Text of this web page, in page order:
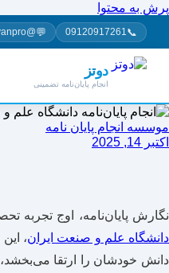
پرش به محتوا
📞
09120917261
💬
@Rivanpro
دوتز
انجام پایان‌نامه تضمینی
موسسه انجام پایان نامه
اکتبر 14, 2025
نگارش پایان‌نامه، اوج تجربه
دانشگاه علم و صنعت ایران،
دانش خودشان را ارتقا می‌بخشد،